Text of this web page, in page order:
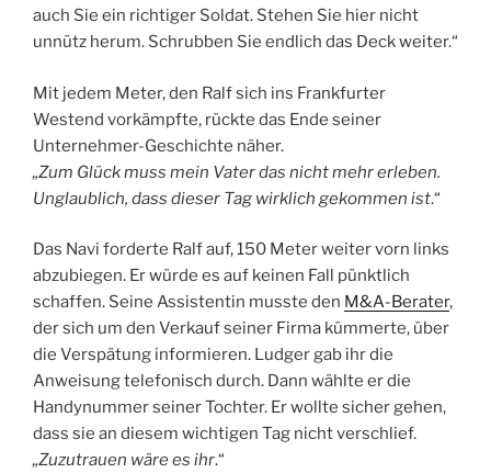
auch Sie ein richtiger Soldat. Stehen Sie hier nicht
unnütz herum. Schrubben Sie endlich das Deck weiter.“
Mit jedem Meter, den Ralf sich ins Frankfurter
Westend vorkämpfte, rückte das Ende seiner
Unternehmer-Geschichte näher.
„Zum Glück muss mein Vater das nicht mehr erleben.
Unglaublich, dass dieser Tag wirklich gekommen ist.“
Das Navi forderte Ralf auf, 150 Meter weiter vorn links
abzubiegen. Er würde es auf keinen Fall pünktlich
schaffen. Seine Assistentin musste den M&A-Berater,
der sich um den Verkauf seiner Firma kümmerte, über
die Verspätung informieren. Ludger gab ihr die
Anweisung telefonisch durch. Dann wählte er die
Handynummer seiner Tochter. Er wollte sicher gehen,
dass sie an diesem wichtigen Tag nicht verschlief.
„Zuzutrauen wäre es ihr.“